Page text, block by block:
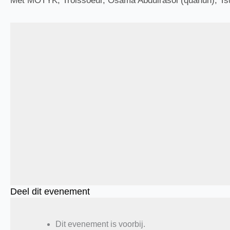
Deel dit evenement
Dit evenement is voorbij.